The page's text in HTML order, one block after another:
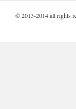
© 2013-2014 all rights